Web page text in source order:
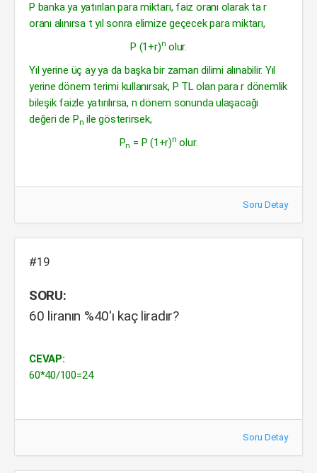
P banka ya yatırılan para miktarı, faiz oranı olarak ta r
oranı alınırsa t yıl sonra elimize geçecek para miktarı,
P (1+r)n olur.
Yıl yerine üç ay ya da başka bir zaman dilimi alınabilir. Yıl
yerine dönem terimi kullanırsak, P TL olan para r dönemlik
bileşik faizle yatırılırsa, n dönem sonunda ulaşacağı
değeri de Pn ile gösterirsek,
Pn = P (1+r)n olur.
Soru Detay
#19
SORU:
60 liranın %40'ı kaç liradır?
CEVAP:
60*40/100=24
Soru Detay